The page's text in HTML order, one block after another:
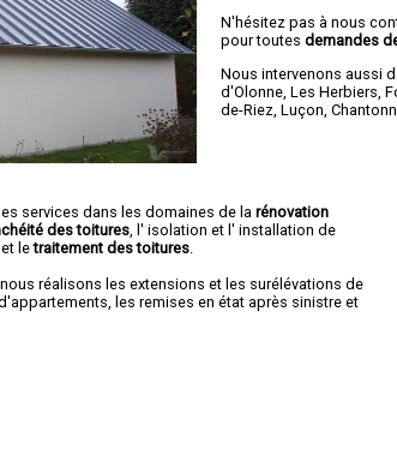
N'hésitez pas à nous
pour toutesdemandes
Nous intervenons aussi
d'Olonne ,Les Herbiers ,
de-Riez ,Luçon ,
services dans les domaines de la rénovation
des toitures, l' isolation et l' installation de
et letraitement des toitures.
réalisons les extensions et les surélévations de
les remises en état après sinistre et